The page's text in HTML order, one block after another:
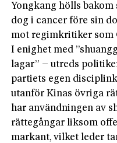
Yongkang hölls
dog i cancer före sin
mot regimkritiker som
I enighet med
lagar” – utreds
partiets egen
utanför Kinas övriga
har användningen av
rättegångar liksom
markant, vilket leder